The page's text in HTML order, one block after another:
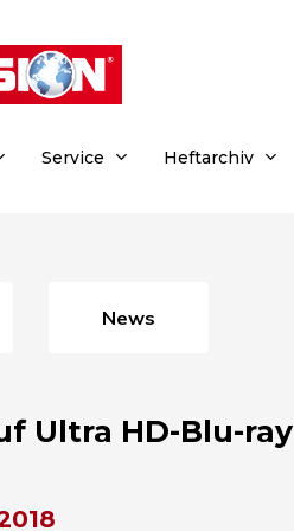
Service Heftarchiv
News
Ultra HD-Blu-ray